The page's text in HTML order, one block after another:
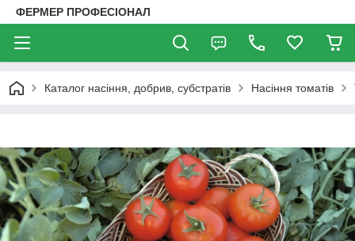
ФЕРМЕР ПРОФЕСІОНАЛ
Каталог насіння, добрив, субстратів Насіння томатів